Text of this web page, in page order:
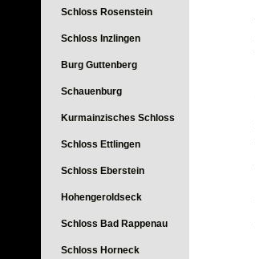
Schloss Rosenstein
Schloss Inzlingen
Burg Guttenberg
Schauenburg
Kurmainzisches Schloss
Schloss Ettlingen
Schloss Eberstein
Hohengeroldseck
Schloss Bad Rappenau
Schloss Horneck